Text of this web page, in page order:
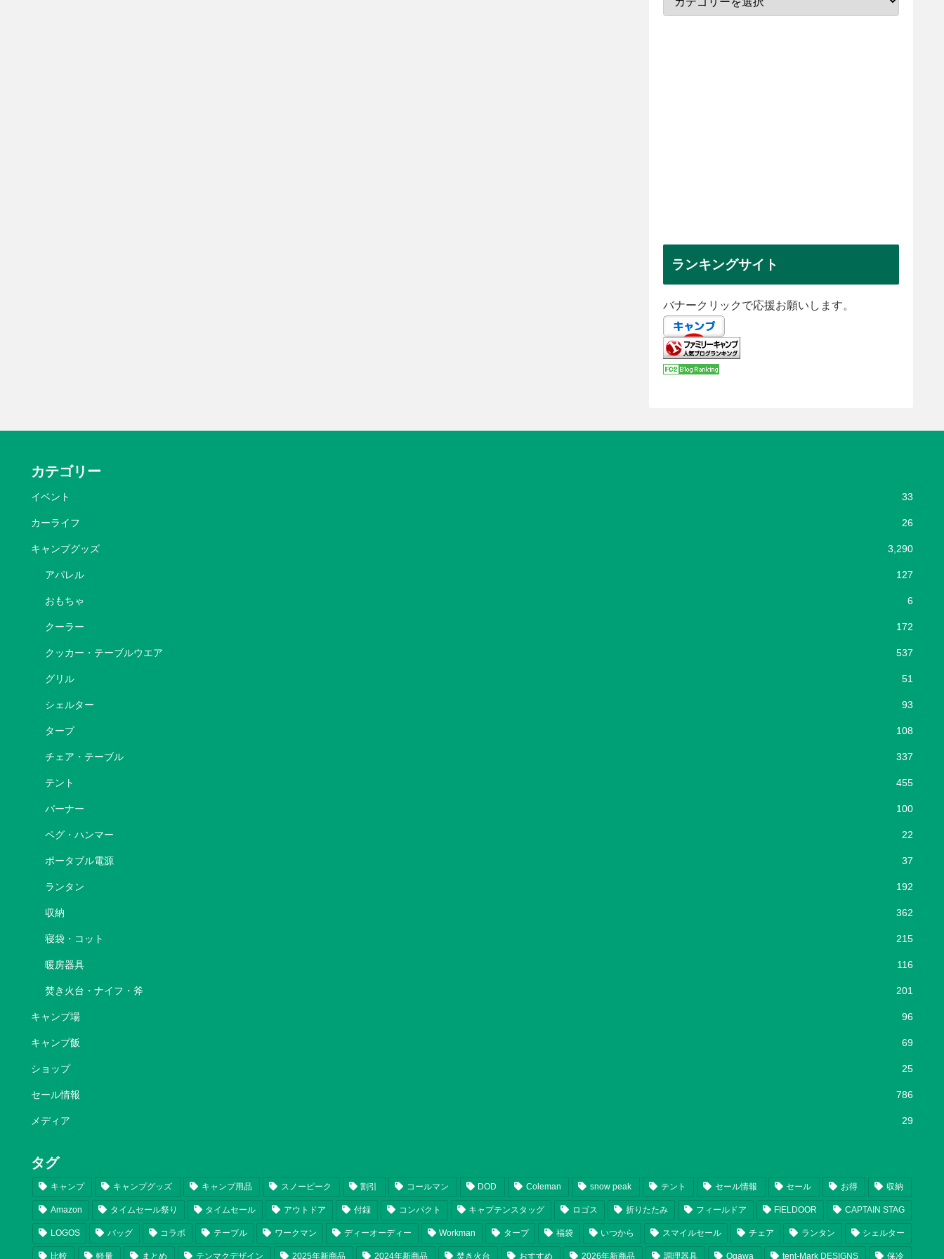
ランキングサイト
バナークリックで応援お願いします。
カテゴリー
イベント 33
カーライフ 26
キャンプグッズ 3,290
アパレル 127
おもちゃ 6
クーラー 172
クッカー・テーブルウエア 537
グリル 51
シェルター 93
タープ 108
チェア・テーブル 337
テント 455
バーナー 100
ペグ・ハンマー 22
ポータブル電源 37
ランタン 192
収納 362
寝袋・コット 215
暖房器具 116
焚き火台・ナイフ・斧 201
キャンプ場 96
キャンプ飯 69
ショップ 25
セール情報 786
メディア 29
タグ
キャンプ キャンプグッズ キャンプ用品 スノーピーク 割引 コールマン DOD Coleman snow peak テント セール情報 セール お得 収納
Amazon タイムセール祭り タイムセール アウトドア 付録 コンパクト キャプテンスタッグ ロゴス 折りたたみ フィールドア FIELDOOR CAPTAIN STAG
LOGOS バッグ コラボ テーブル ワークマン ディーオーディー Workman タープ 福袋 いつから スマイルセール チェア ランタン シェルター
比較 軽量 まとめ テンマクデザイン 2025年新商品 2024年新商品 焚き火台 おすすめ 2026年新商品 調理器具 Ogawa tent-Mark DESIGNS 保冷